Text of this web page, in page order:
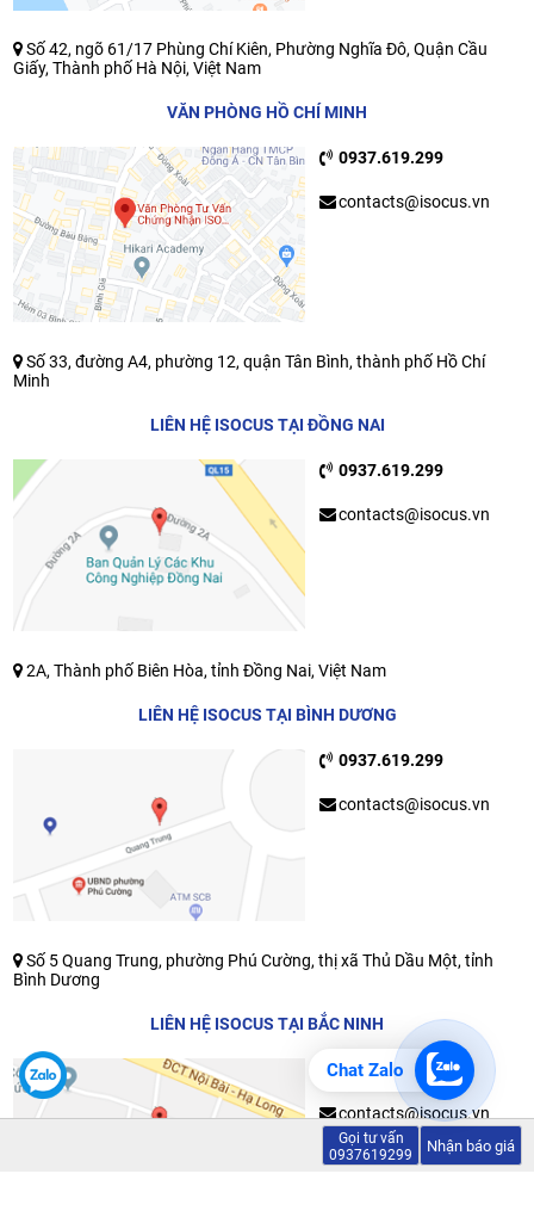
Chat Zalo
Nhận báo giá
Gọi tư vấn
0937619299
Số 42, ngõ 61/17 Phùng Chí Kiên, Phường Nghĩa Đô, Quận Cầu
Giấy, Thành phố Hà Nội, Việt Nam
VĂN PHÒNG HỒ CHÍ MINH
0937.619.299
contacts@isocus.vn
Số 33, đường A4, phường 12, quận Tân Bình, thành phố Hồ Chí
Minh
LIÊN HỆ ISOCUS TẠI ĐỒNG NAI
0937.619.299
contacts@isocus.vn
2A, Thành phố Biên Hòa, tỉnh Đồng Nai, Việt Nam
LIÊN HỆ ISOCUS TẠI BÌNH DƯƠNG
0937.619.299
contacts@isocus.vn
Số 5 Quang Trung, phường Phú Cường, thị xã Thủ Dầu Một, tỉnh
Bình Dương
LIÊN HỆ ISOCUS TẠI BẮC NINH
0937.619.299
contacts@isocus.vn